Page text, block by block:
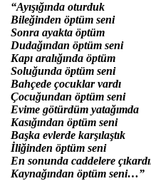
“Ayışığında oturduk
Bileğinden öptüm seni
Sonra ayakta öptüm
Dudağından öptüm seni
Kapı aralığında öptüm
Soluğunda öptüm seni
Bahçede çocuklar vardı
Çocuğundan öptüm seni
Evime götürdüm yatağımda
Kasığından öptüm seni
Başka evlerde karşılaştık
İliğinden öptüm seni
En sonunda caddelere ç
Kaynağından öptüm seni…”